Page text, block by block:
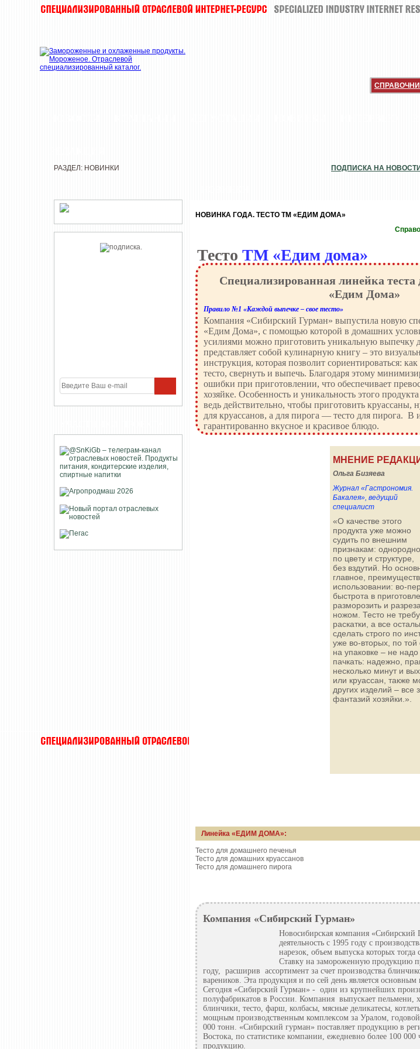
РАЗДЕЛ: НОВИНКИ ПОДПИСКА НА НОВОСТИ
НОВИНКА ГОДА. ТЕСТО ТМ «ЕДИМ ДОМА»
Тесто ТМ «Едим дома»
Специализированная линейка
«Едим Дома»
Правило №1 «Каждой выпечке – свое тесто»
Компания «Сибирский Гурман» выпустила новую
«Едим Дома», с помощью которой в домашних
усилиями можно приготовить уникальную выпечку
представляет собой кулинарную книгу – это
инструкция, которая позволит сориентироваться: как
тесто, свернуть и выпечь. Благодаря этому
ошибки при приготовлении, что обеспечивает
хозяйке. Особенность и уникальность этого
ведь действительно, чтобы приготовить круассаны,
для круассанов, а для пирога — тесто для пирога. В
гарантированно вкусное и красивое блюдо.
МНЕНИЕ
Ольга Бизяева
Журнал «Гастрономия.
Бакалея», ведущий
специалист
«О качестве этого
продукта уже можно
судить по внешним
признакам:
по цвету и структуре,
без вздутий. Но
главное,
использовании: во-
быстрота в
разморозить и
ножом. Тесто не
раскатки, а все
сделать строго по
уже во-вторых, по той
на упаковке – не надо
пачкать: надежно,
несколько минут и
или круассан, также
других изделий – все
фантазий хозяйки.».
Линейка «ЕДИМ ДОМА»:
Тесто для домашнего печенья
Тесто для домашних круассанов
Тесто для домашнего пирога
Компания «Сибирский Гурман»
Новосибирская компания «Сибирский
деятельность с 1995 году с
нарезок, объем выпуска которых тогда
Ставку на замороженную продукцию
году, расширив ассортимент за счет производства
вареников. Эта продукция и по сей день является
Сегодня «Сибирский Гурман» - один из крупнейших
полуфабрикатов в России. Компания выпускает пельмени,
блинчики, тесто, фарш, колбасы, мясные деликатесы,
мощным производственным комплексом за Уралом,
000 тонн. «Сибирский гурман» поставляет продукцию в
Востока, по статистике компании, ежедневно более 100 000
продукцию.